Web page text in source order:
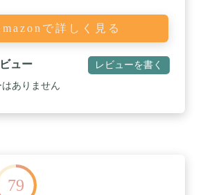
で詳しく見る
ュー レビューを書く
ありません
79